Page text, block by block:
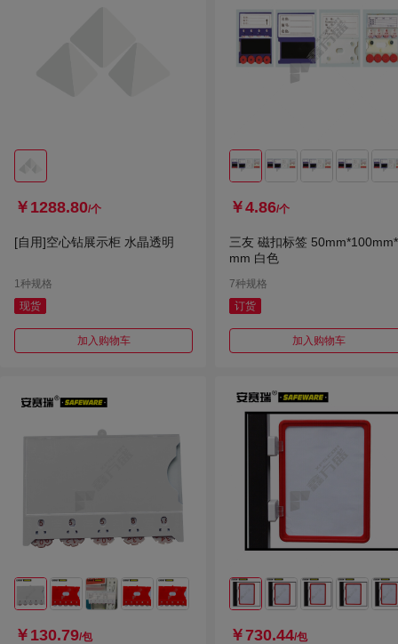
￥1288.80/个
[自用]空心钻展示柜 水晶透明
1种规格
现货
加入购物车
￥4.86/个
三友 磁扣标签
mm 白色
7种规格
订货
加入购物车
￥130.79/包 ￥730.44/包